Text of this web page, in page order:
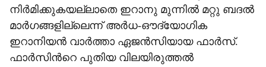
നിർമിക്കുകയല്ലാതെ ഇറാനു മുന്നിൽ മറ്റു ബദൽ
മാർഗങ്ങളില്ലെന്ന് അർധ-ഔദ്യോഗിക
ഇറാനിയൻ വാർത്താ ഏജൻസിയായ ഫാർസ്.
ഫാർസിന്‍റെ പുതിയ വിലയിരുത്തൽ